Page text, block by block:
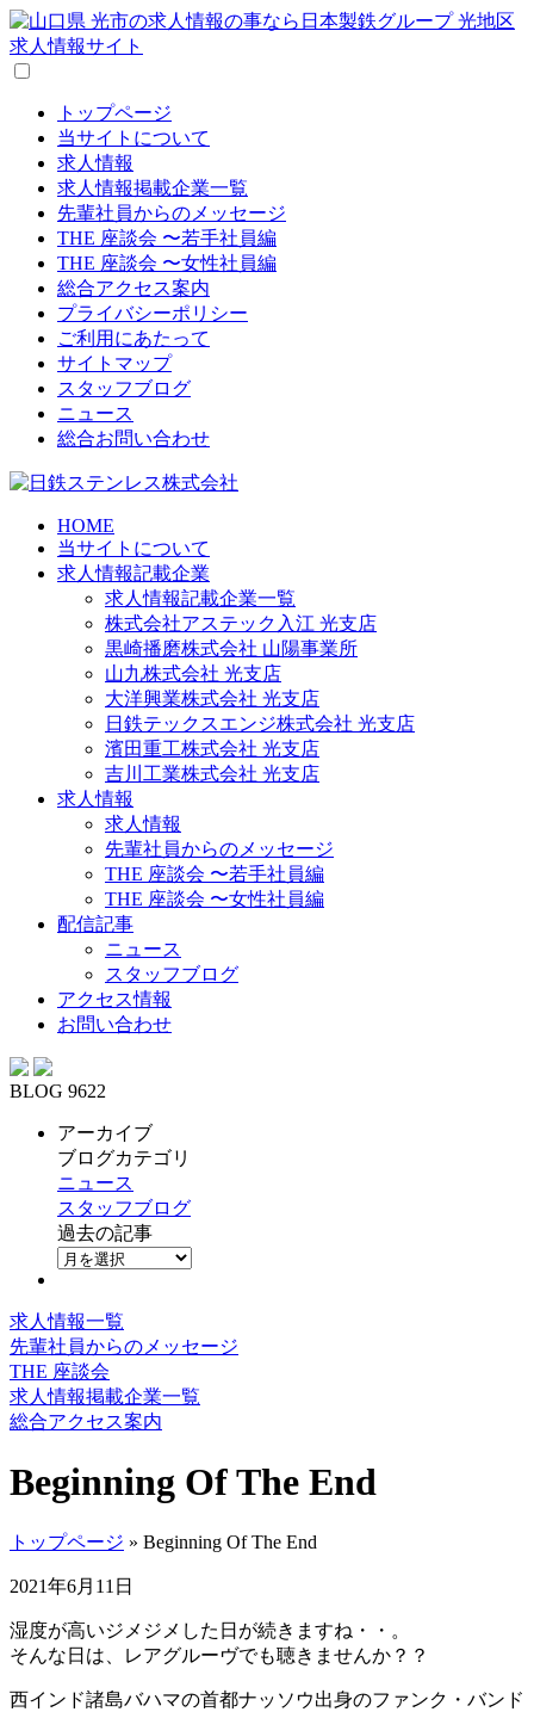
トップページ
当サイトについて
求人情報
求人情報掲載企業一覧
先輩社員からのメッセージ
THE 座談会 〜若手社員編
THE 座談会 〜女性社員編
総合アクセス案内
プライバシーポリシー
ご利用にあたって
サイトマップ
スタッフブログ
ニュース
総合お問い合わせ
HOME
当サイトについて
求人情報記載企業
求人情報記載企業一覧
株式会社アステック入江 光支店
黒崎播磨株式会社 山陽事業所
山九株式会社 光支店
大洋興業株式会社 光支店
日鉄テックスエンジ株式会社 光支店
濱田重工株式会社 光支店
吉川工業株式会社 光支店
求人情報
求人情報
先輩社員からのメッセージ
THE 座談会 〜若手社員編
THE 座談会 〜女性社員編
配信記事
ニュース
スタッフブログ
アクセス情報
お問い合わせ
BLOG 9622
アーカイブ
ブログカテゴリ
ニュース
スタッフブログ
過去の記事
求人情報一覧
先輩社員からのメッセージ
THE 座談会
求人情報掲載企業一覧
総合アクセス案内
Beginning Of The End
トップページ » Beginning Of The End
2021年6月11日
湿度が高いジメジメした日が続きますね・・。
そんな日は、レアグルーヴでも聴きませんか？？
西インド諸島バハマの首都ナッソウ出身のファンク・バンド